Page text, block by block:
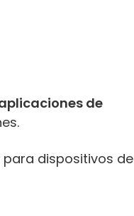
de
dispositivos de